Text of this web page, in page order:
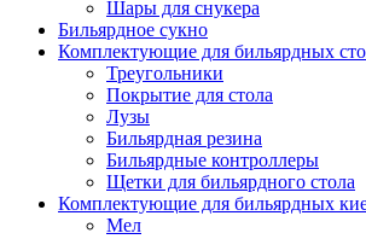
Шары для снукера
Бильярдное сукно
Комплектующие для бильярдных
Треугольники
Покрытие для стола
Лузы
Бильярдная резина
Бильярдные контроллеры
Щетки для бильярдного стола
Комплектующие для бильярдных
Мел